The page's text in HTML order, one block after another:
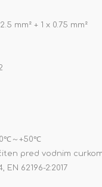
mm² + 1 x 0.75 mm²
～+50℃
pred vodnim
EN 62196-2:2017